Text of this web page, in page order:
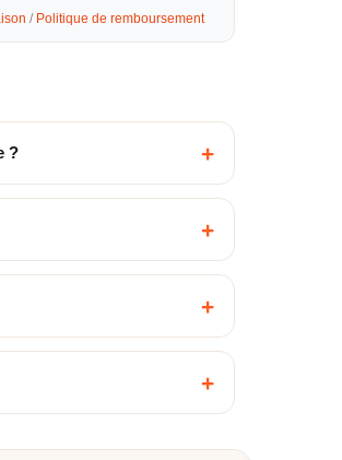
/ Politique de remboursement
? +
+
+
+